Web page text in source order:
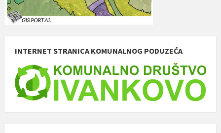
INTERNET STRANICA KOMUNALNOG PODUZEĆA